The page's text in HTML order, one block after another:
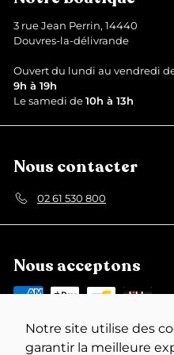
Notre site utilise des
garantir la meilleure
u
i
t
u
l
i
r
3 rue Jean Perrin, 14440
Douvres-la-délivrande
Ouvert du lundi au vendredi
9h à 19h
Le samedi de10h à 13h
Nous contacter
02 61 530 800
Nous acceptons